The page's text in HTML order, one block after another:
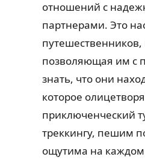
отношений с
партнерами. Это
позволяющая им с
знать, что они
которое
приключенческий
треккингу, пешим
ощутима на каждом